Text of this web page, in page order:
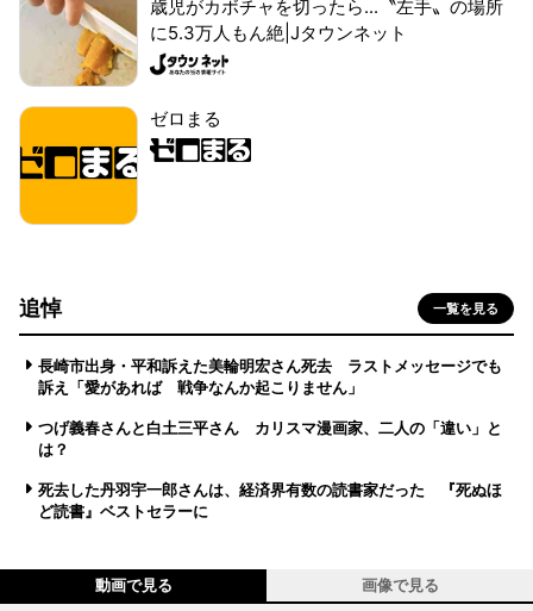
歳児がカボチャを切ったら...〝左手〟の場所
に5.3万人もん絶|Jタウンネット
ゼロまる
追悼 一覧を見る
長崎市出身・平和訴えた美輪明宏さん死去 ラストメッセージでも
訴え「愛があれば 戦争なんか起こりません」
つげ義春さんと白土三平さん カリスマ漫画家、二人の「違い」と
は？
死去した丹羽宇一郎さんは、経済界有数の読書家だった 『死ぬほ
ど読書』ベストセラーに
動画で見る 画像で見る